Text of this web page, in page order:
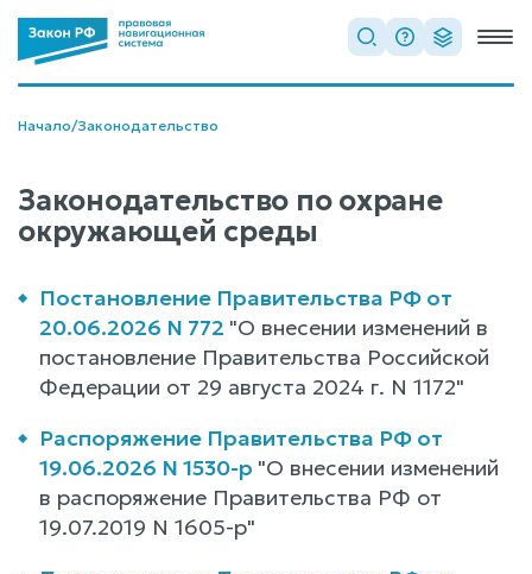
Начало/Законодательство
Законодательство по охране
окружающей среды
Постановление Правительства РФ от
20.06.2026 N 772 "О внесении изменений в
постановление Правительства Российской
Федерации от 29 августа 2024 г. N 1172"
Распоряжение Правительства РФ от
19.06.2026 N 1530-р "О внесении изменений
в распоряжение Правительства РФ от
19.07.2019 N 1605-р"